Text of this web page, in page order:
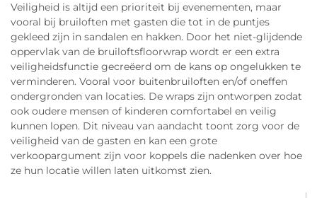
Veiligheid is altijd een prioriteit bij evenementen, maar
vooral bij bruiloften met gasten die tot in de puntjes
gekleed zijn in sandalen en hakken. Door het niet-glijdende
oppervlak van de bruiloftsfloorwrap wordt er een extra
veiligheidsfunctie gecreëerd om de kans op ongelukken te
verminderen. Vooral voor buitenbruiloften en/of oneffen
ondergronden van locaties. De wraps zijn ontworpen zodat
ook oudere mensen of kinderen comfortabel en veilig
kunnen lopen. Dit niveau van aandacht toont zorg voor de
veiligheid van de gasten en kan een grote
verkoopargument zijn voor koppels die nadenken over hoe
ze hun locatie willen laten uitkomst zien.